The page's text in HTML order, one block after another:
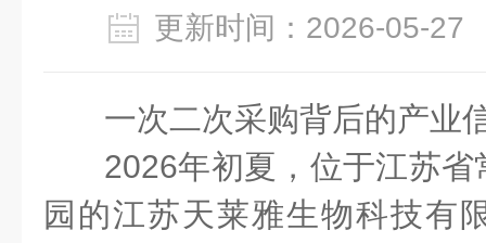
更新时间：2026-05-
一次二次采购背后的产业
2026年初夏，位于江苏
园的江苏天莱雅生物科技有